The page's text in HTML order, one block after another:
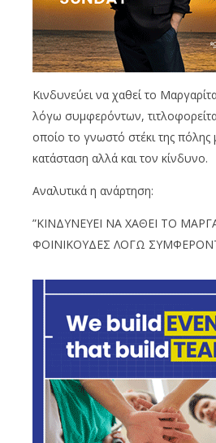
Κινδυνεύει να χαθεί το
λόγω συμφερόντων,
οποίο το γνωστό στέκι της πόλης
κατάσταση αλλά και τον κίνδυνο.
Αναλυτικά η ανάρτηση:
”ΚΙΝΔΥΝΕΥΕΙ ΝΑ ΧΑΘΕΙ ΤΟ
ΦΟΙΝΙΚΟΥΔΕΣ ΛΟΓΩ